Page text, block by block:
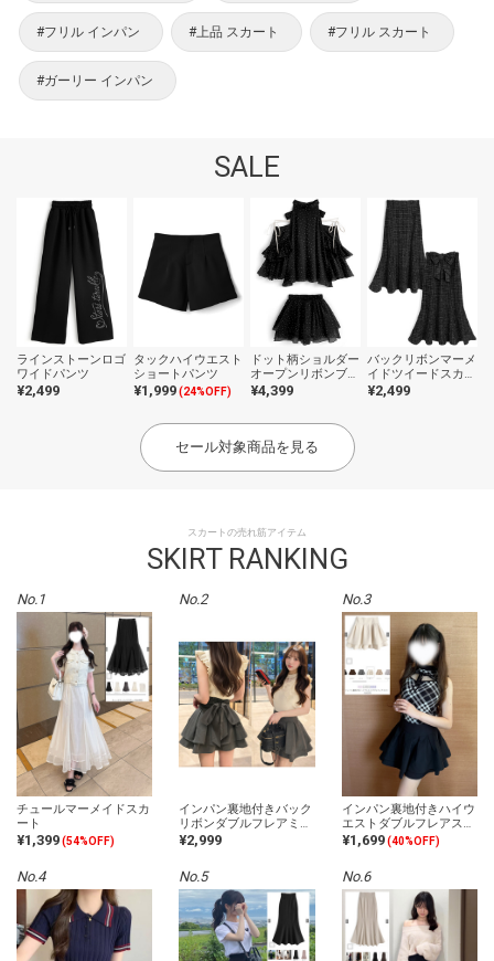
#フリル インパン #上品 スカート #フリル スカート
#ガーリー インパン
SALE
ラインストーンロゴ
ワイドパンツ
¥2,499
タックハイウエスト
ショートパンツ
¥1,999(24%OFF)
ドット柄ショルダー
オープンリボンブラ
ウス×ティアードミ
¥4,399
バックリボンマーメ
イドツイードスカー
ト
¥2,499
セール対象商品を見る
スカートの売れ筋アイテム
SKIRT RANKING
No.1
チュールマーメイドスカ
ート
¥1,399(54%OFF)
No.2
インパン裏地付きバック
リボンダブルフレアミニ
スカート
¥2,999
No.3
インパン裏地付きハイウ
エストダブルフレアスカ
ート
¥1,699 (40%OFF)
No.4 No.5 No.6